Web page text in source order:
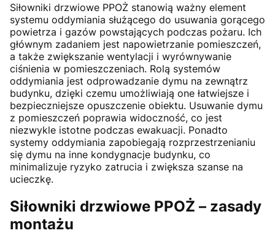
Siłowniki drzwiowe PPOŻ stanowią ważny element
systemu oddymiania służącego do usuwania gorącego
powietrza i gazów powstających podczas pożaru. Ich
głównym zadaniem jest napowietrzanie pomieszczeń,
a także zwiększanie wentylacji i wyrównywanie
ciśnienia w pomieszczeniach. Rolą systemów
oddymiania jest odprowadzanie dymu na zewnątrz
budynku, dzięki czemu umożliwiają one łatwiejsze i
bezpieczniejsze opuszczenie obiektu. Usuwanie dymu
z pomieszczeń poprawia widoczność, co jest
niezwykle istotne podczas ewakuacji. Ponadto
systemy oddymiania zapobiegają rozprzestrzenianiu
się dymu na inne kondygnacje budynku, co
minimalizuje ryzyko zatrucia i zwiększa szanse na
ucieczkę.
Siłowniki drzwiowe PPOŻ – zasady
montażu